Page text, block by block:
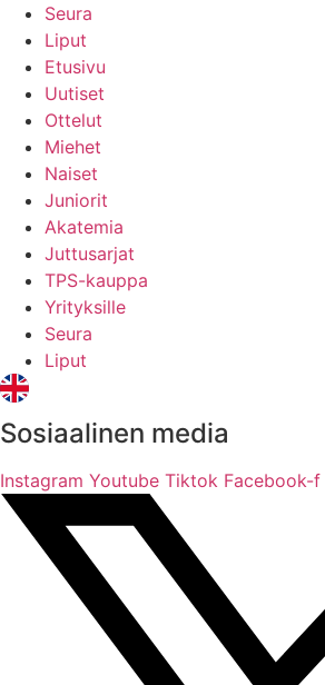
Seura
Liput
Etusivu
Uutiset
Ottelut
Miehet
Naiset
Juniorit
Akatemia
Juttusarjat
TPS-kauppa
Yrityksille
Seura
Liput
Sosiaalinen media
Instagram Youtube Tiktok Facebook-f